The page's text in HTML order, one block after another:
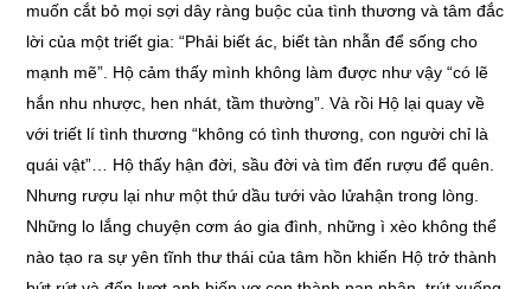
muốn cắt bỏ mọi sợi dây ràng buộc của tình thương và tâm đắc
lời của một triết gia: “Phải biết ác, biết tàn nhẫn để sống cho
mạnh mẽ”. Hộ cảm thấy mình không làm được như vậy “có lẽ
hắn nhu nhược, hen nhát, tầm thường”. Và rồi Hộ lại quay về
với triết lí tình thương “không có tình thương, con người chỉ là
quái vật”… Hộ thấy hận đời, sầu đời và tìm đến rượu để quên.
Nhưng rượu lại như một thứ dầu tưới vào lửahận trong lòng.
Những lo lắng chuyện cơm áo gia đình, những ì xèo không thể
nào tạo ra sự yên tĩnh thư thái của tâm hồn khiến Hộ trở thành